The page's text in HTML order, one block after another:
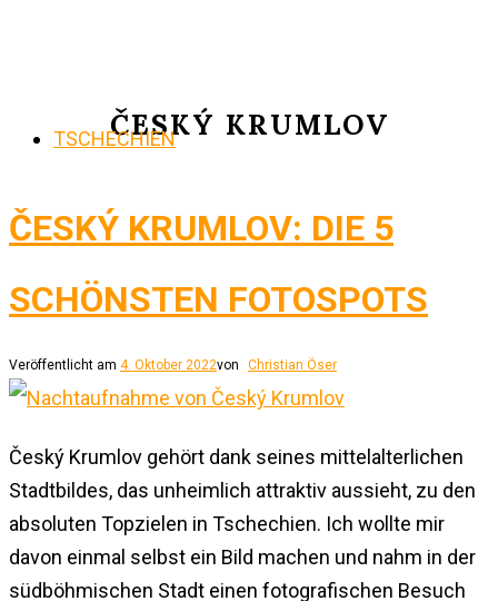
ČESKÝ KRUMLOV
TSCHECHIEN
ČESKÝ KRUMLOV: DIE 5
SCHÖNSTEN FOTOSPOTS
Veröffentlicht am 4. Oktober 2022von Christian Öser
Český Krumlov gehört dank seines mittelalterlichen
Stadtbildes, das unheimlich attraktiv aussieht, zu den
absoluten Topzielen in Tschechien. Ich wollte mir
davon einmal selbst ein Bild machen und nahm in der
südböhmischen Stadt einen fotografischen Besuch